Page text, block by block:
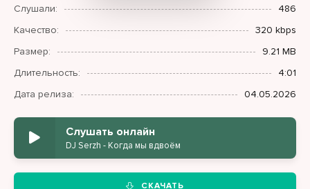
Слушали:
486
Качество:
320 kbps
Размер:
9.21 MB
Длительность:
4:01
Дата релиза:
04.05.2026
Слушать онлайн
DJ Serzh - Когда мы вдвоём
СКАЧАТЬ